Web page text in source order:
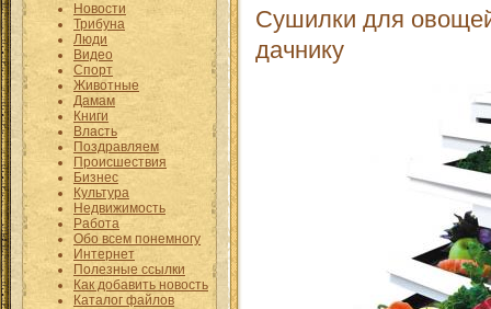
Новости
Трибуна
Люди
Видео
Спорт
Животные
Дамам
Книги
Власть
Поздравляем
Происшествия
Бизнес
Культура
Недвижимость
Работа
Обо всем понемногу
Интернет
Полезные ссылки
Как добавить новость
Каталог файлов
Сушилки для
дачнику